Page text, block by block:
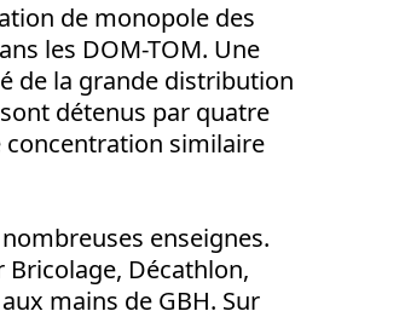
de monopole des
les DOM-TOM. Une
de la grande distribution
détenus par quatre
concentration similaire
enseignes.
Bricolage, Décathlon,
mains de GBH. Sur